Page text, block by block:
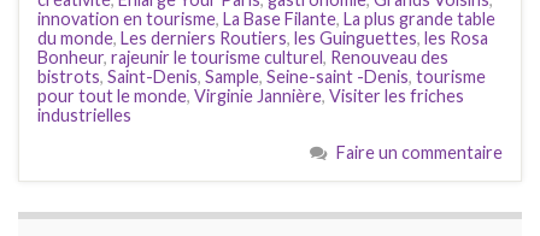
innovation en tourisme, La Base Filante, La plus grande table
du monde, Les derniers Routiers, les Guinguettes, les Rosa
Bonheur, rajeunir le tourisme culturel, Renouveau des
bistrots, Saint-Denis, Sample, Seine-saint -Denis, tourisme
pour tout le monde, Virginie Jannière, Visiter les friches
industrielles
Faire un commentaire